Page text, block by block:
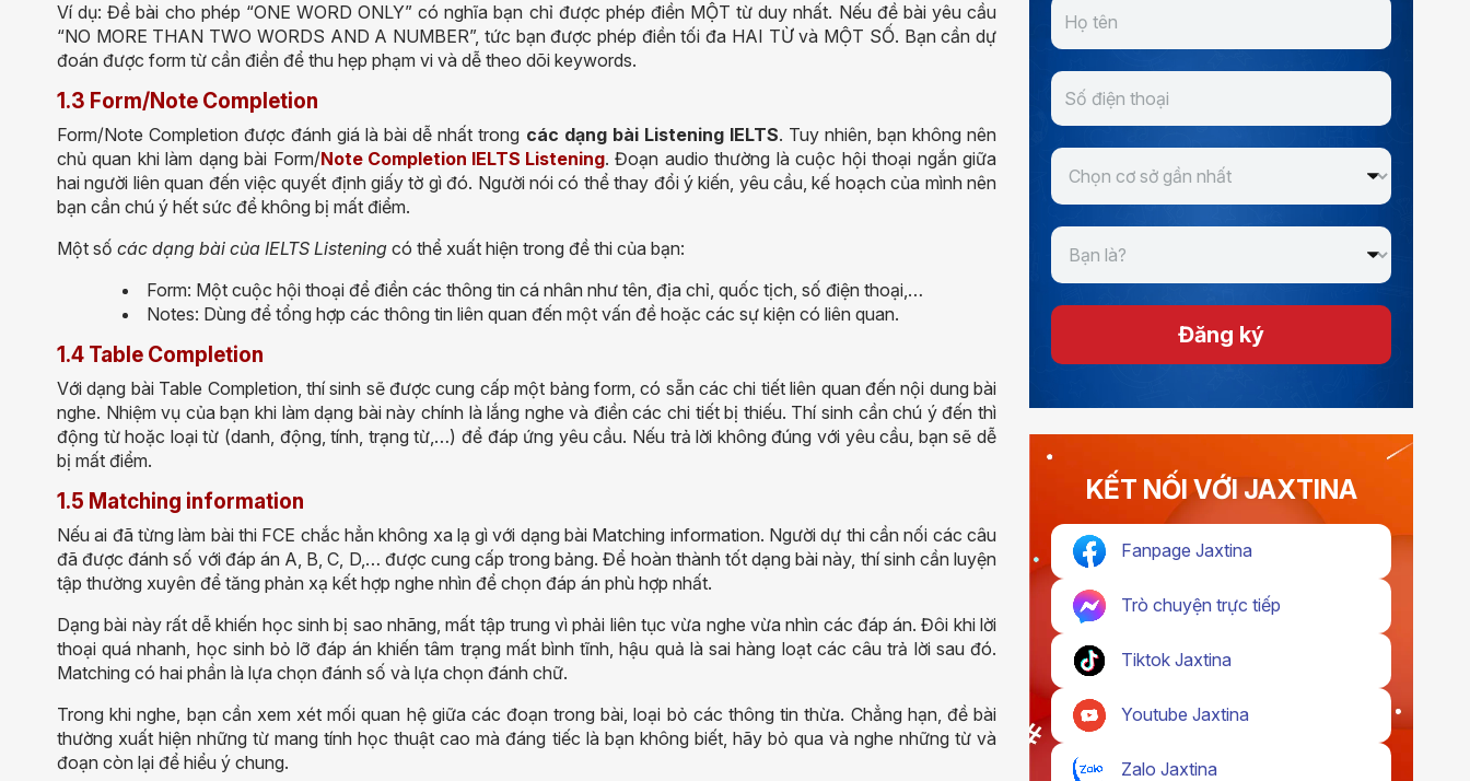
Ví dụ: Đề bài cho phép “ONE WORD ONLY” có nghĩa bạn chỉ được phép điền MỘT từ duy nhất. Nếu đề bài yêu cầu
“NO MORE THAN TWO WORDS AND A NUMBER”, tức bạn được phép điền tối đa HAI TỪ và MỘT SỐ. Bạn cần dự
đoán được form từ cần điền để thu hẹp phạm vi và dễ theo dõi keywords.
1.3 Form/Note Completion
Form/Note Completion được đánh giá là bài dễ nhất trong các dạng bài Listening IELTS. Tuy nhiên, bạn không nên
chủ quan khi làm dạng bài Form/Note Completion IELTS Listening. Đoạn audio thường là cuộc hội thoại ngắn giữa
hai người liên quan đến việc quyết định giấy tờ gì đó. Người nói có thể thay đổi ý kiến, yêu cầu, kế hoạch của mình nên
bạn cần chú ý hết sức để không bị mất điểm.
Một số các dạng bài của IELTS Listening có thể xuất hiện trong đề thi của bạn:
Form: Một cuộc hội thoại để điền các thông tin cá nhân như tên, địa chỉ, quốc tịch, số điện thoại,…
Notes: Dùng để tổng hợp các thông tin liên quan đến một vấn đề hoặc các sự kiện có liên quan.
1.4 Table Completion
Với dạng bài Table Completion, thí sinh sẽ được cung cấp một bảng form, có sẵn các chi tiết liên quan đến nội dung bài
nghe. Nhiệm vụ của bạn khi làm dạng bài này chính là lắng nghe và điền các chi tiết bị thiếu. Thí sinh cần chú ý đến thì
động từ hoặc loại từ (danh, động, tính, trạng từ,…) để đáp ứng yêu cầu. Nếu trả lời không đúng với yêu cầu, bạn sẽ dễ
bị mất điểm.
1.5 Matching information
Nếu ai đã từng làm bài thi FCE chắc hẳn không xa lạ gì với dạng bài Matching information. Người dự thi cần nối các câu
đã được đánh số với đáp án A, B, C, D,… được cung cấp trong bảng. Để hoàn thành tốt dạng bài này, thí sinh cần luyện
tập thường xuyên để tăng phản xạ kết hợp nghe nhìn để chọn đáp án phù hợp nhất.
Dạng bài này rất dễ khiến học sinh bị sao nhãng, mất tập trung vì phải liên tục vừa nghe vừa nhìn các đáp án. Đôi khi lời
thoại quá nhanh, học sinh bỏ lỡ đáp án khiến tâm trạng mất bình tĩnh, hậu quả là sai hàng loạt các câu trả lời sau đó.
Matching có hai phần là lựa chọn đánh số và lựa chọn đánh chữ.
Trong khi nghe, bạn cần xem xét mối quan hệ giữa các đoạn trong bài, loại bỏ các thông tin thừa. Chẳng hạn, đề bài
thường xuất hiện những từ mang tính học thuật caomà đáng tiếc là bạn không biết, hãy bỏ qua và nghe những từ và
đoạn còn lại để hiểu ý chung.
Đăng ký
KẾT NỐI VỚI JAXTINA
Fanpage Jaxtina
Trò chuyện trực tiếp
Tiktok Jaxtina
Youtube Jaxtina
Zalo Jaxtina